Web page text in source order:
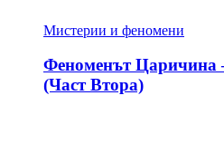
Мистерии и феномени
Феноменът Царичина
(Част Втора)